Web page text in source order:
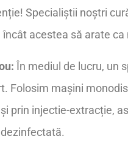
Specialiștii noștri
acestea să arate ca
În mediul de lucru, un
Folosim mașini
prin injectie-extracție,